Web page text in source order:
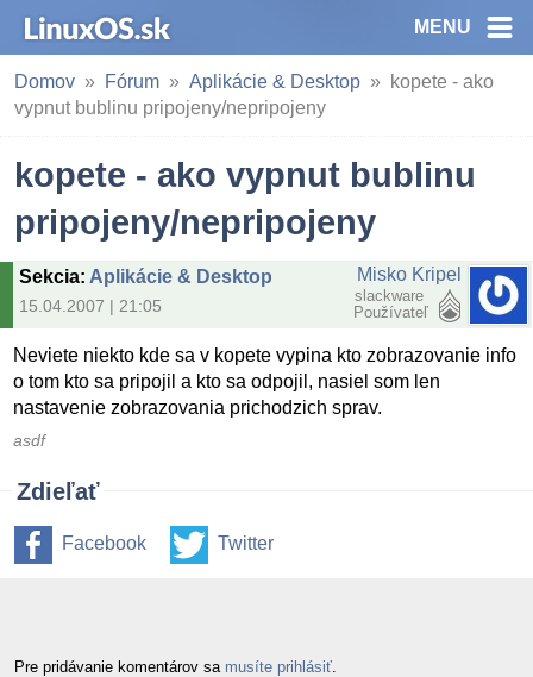
MENU
Domov Fórum Aplikácie & Desktop
kopete - ako
vypnut bublinu pripojeny/nepripojeny
kopete - ako vypnut bublinu
pripojeny/nepripojeny
Sekcia: Aplikácie & Desktop
15.04.2007 | 21:05
Misko Kripel
slackware
Používateľ
Neviete niekto kde sa v kopete vypina kto zobrazovanie info
o tom kto sa pripojil a kto sa odpojil, nasiel som len
nastavenie zobrazovania prichodzich sprav.
asdf
Zdieľať
Facebook Twitter
Pre pridávanie komentárov sa musíte prihlásiť